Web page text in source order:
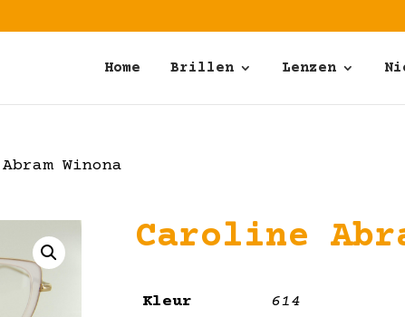
Home Brillen Lenzen
Winona
Caroline
Kleur 614